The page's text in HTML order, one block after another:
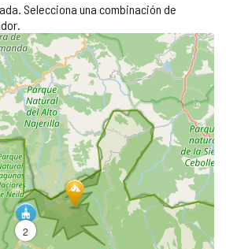
Selecciona una combinación de
2